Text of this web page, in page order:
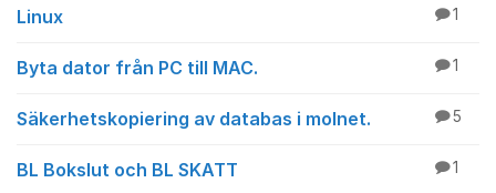
Linux 1
Byta dator från PC till MAC. 1
Säkerhetskopiering av databas i molnet. 5
BL Bokslut och BL SKATT 1